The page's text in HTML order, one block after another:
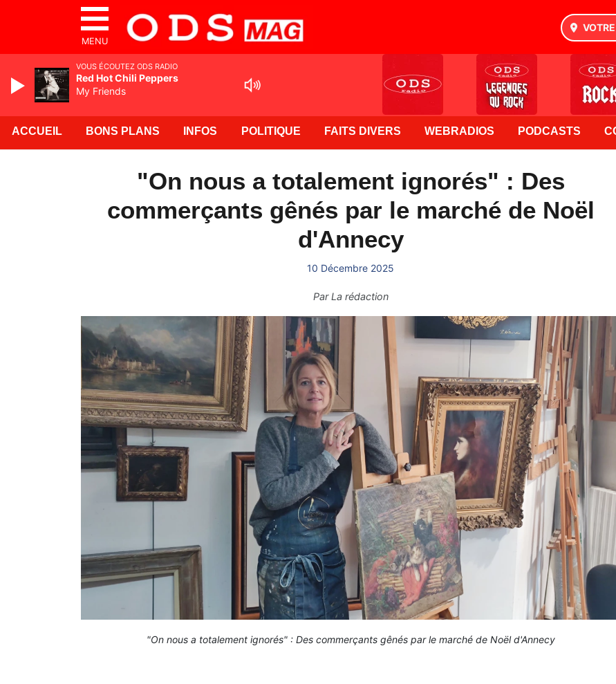
MENU
ACCUEIL BONS PLANS INFOS POLITIQUE FAITS DIVERS WEBRADIOS PODCASTS
"On nous a totalement ignorés" : Des
commerçants gênés par le marché de Noël
d'Annecy
10 Décembre 2025
ParLa rédaction
"On nous a totalement ignorés" : Des commerçants gênés par le marché de Noël d'Annecy
VOUS ÉCOUTEZ ODS RADIO
Red Hot Chili Peppers
My Friends